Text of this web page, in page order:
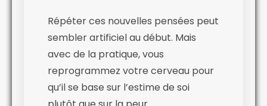
Répéter ces nouvelles pensées peut
sembler artificiel au début. Mais
avec de la pratique, vous
reprogrammez votre cerveau pour
qu’il se base sur l’estime de soi